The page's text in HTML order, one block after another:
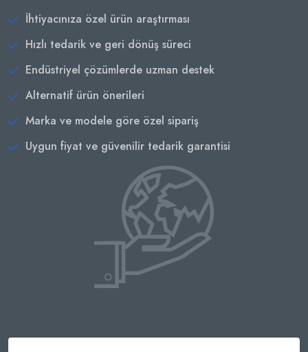
İhtiyacınıza özel ürün araştırması
Hızlı tedarik ve geri dönüş süreci
Endüstriyel çözümlerde uzman destek
Alternatif ürün önerileri
Marka ve modele göre özel sipariş
Uygun fiyat ve güvenilir tedarik garantisi